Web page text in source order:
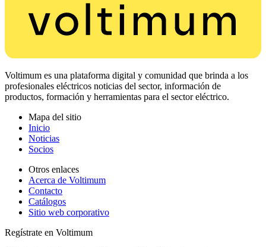
Voltimum es una plataforma digital y comunidad que brinda a los
profesionales eléctricos noticias del sector, información de
productos, formación y herramientas para el sector eléctrico.
Mapa del sitio
Inicio
Noticias
Socios
Otros enlaces
Acerca de Voltimum
Contacto
Catálogos
Sitio web corporativo
Regístrate en Voltimum